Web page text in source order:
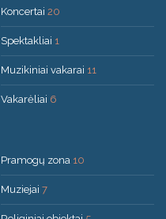
Koncertai 20
Spektakliai 1
Muzikiniai vakarai 11
Vakarėliai 6
Pramogų zona 10
Muziejai 7